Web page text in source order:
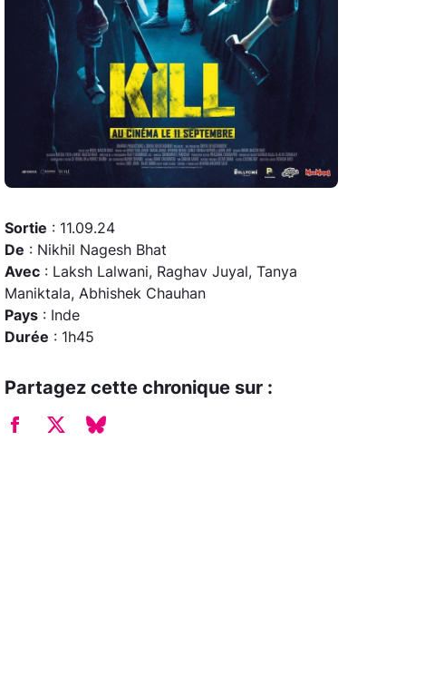
Sortie : 11.09.24
De : Nikhil Nagesh Bhat
Avec : Laksh Lalwani, Raghav Juyal, Tanya
Maniktala, Abhishek Chauhan
Pays : Inde
Durée : 1h45
Partagez cette chronique sur :